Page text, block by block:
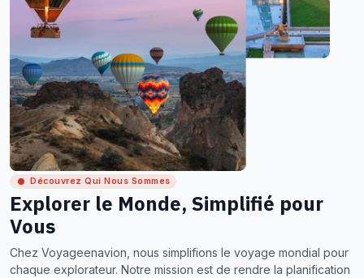
Découvrez Qui Nous Sommes
Explorer le Monde, Simplifié pour
Vous
Chez Voyageenavion, nous simplifions le voyage mondial pour
chaque explorateur. Notre mission est de rendre la planification